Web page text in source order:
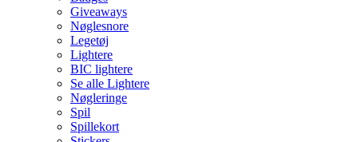
Giveaways
Nøglesnore
Legetøj
Lightere
BIC lightere
Se alle Lightere
Nøgleringe
Spil
Spillekort